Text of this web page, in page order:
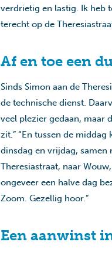
verdrietig en lastig. Ik heb
terecht op de
Af en toe een
Sinds Simon aan de
de technische dienst.
veel plezier gedaan, maar
zit.” “En tussen de
dinsdag en vrijdag, samen
Theresiastraat, naar
ongeveer een halve dag
Zoom. Gezellig hoor.”
Een aanwinst